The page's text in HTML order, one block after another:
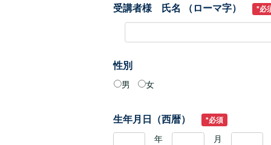
受講者様 氏名 （ローマ字） *必
性別
男 女
生年月日（西暦） *必須
年 月